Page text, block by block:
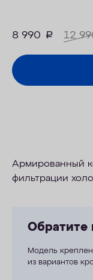
8 990 руб. 12
Армированный
фильтрации
Обратите
Модель
из вариантов